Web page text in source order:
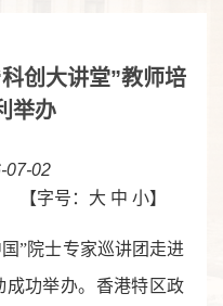
创大讲堂”教师培
举办
07-02
【字号： 大 中 小】
”院士专家巡讲团走进
成功举办。香港特区政